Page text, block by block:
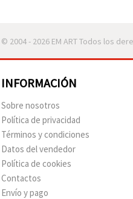
© 2004 - 2026 EM ART Todos los
INFORMACIÓN
Sobre nosotros
Política de privacidad
Términos y condiciones
Datos del vendedor
Política de cookies
Contactos
Envío y pago